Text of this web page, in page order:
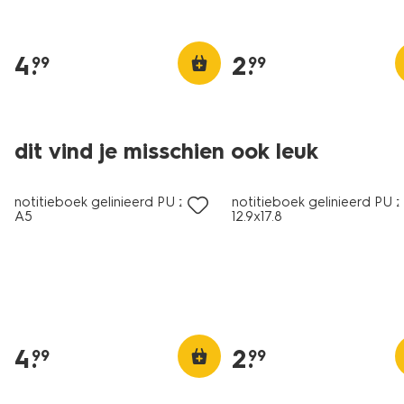
4.
99 2.
99
dit vind je misschien ook leuk
notitieboek gelinieerd PU zwart
A5
4.
99
notitieboek gelinieerd PU
12.9x17.8
2.
99